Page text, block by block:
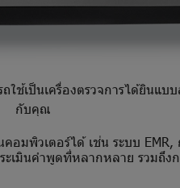
ช้เป็นเครื่องตรวจการได้ยิน
กับคุณ
พิวเตอร์ได้ เช่น ระบบ
มินคำพูดที่หลากหลาย รวมถึง